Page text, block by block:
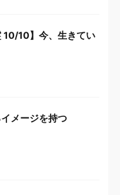
10/10】今、生きてい
メージを持つ